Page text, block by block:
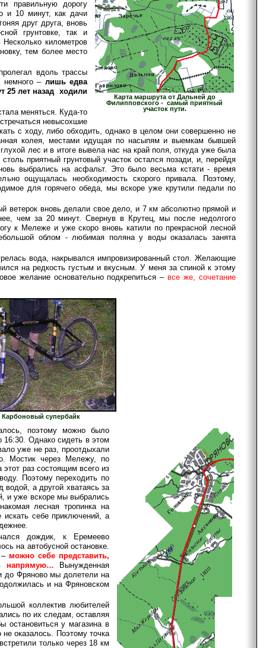
Карта маршрута от Дальней до
Филипповского - самый приятный
участок пути.
правильную дорогу
и 10 минут, как дачи
друг друга, вновь
грунтовке, так и
километров
тем более место
вдоль трассы
немного – лишь едва
25 лет назад ходили
меняться. Куда-то
невысохшие
с ходу, либо обходить, однако в целом они совершенно не
колея, местами идущая по насыпям и выемкам бывшей
лес и в итоге вывела нас на край поля, откуда уже была
приятный грунтовый участок остался позади, и, перейдя
выбрались на асфальт. Это было весьма кстати - время
ощущалась необходимость скорого привала. Поэтому,
для горячего обеда, мы вскоре уже крутили педали по
ветерок вновь делали свое дело, и 7 км абсолютно прямой и
чем за 20 минут. Свернув в Крутец, мы после недолгого
к Мележе и уже скоро вновь катили по прекрасной лесной
облом - любимая поляна у воды оказалась занята
вода, накрывался импровизированный стол. Желающие
на редкость густым и вкусным. У меня за спиной к этому
желание основательно подкрепиться –все же, сочетание
Карбоновый супербайк
поэтому можно было
16:30. Однако сидеть в этом
уже не раз, проотдыхали
Мостик через Мележу, по
этот раз состоящим всего из
Поэтому переходить по
а другой хватаясь за
и уже вскоре мы выбрались
лесная тропинка на
себе приключений, а
дождик, к Еремеево
на автобусной остановке.
–можно себе представить,
напрямую… Вынужденная
до Фряново мы долетели на
и на Фряновском
коллектив любителей
по их следам, оставляя
остановиться у магазина в
оказалось. Поэтому точка
только через 18 км